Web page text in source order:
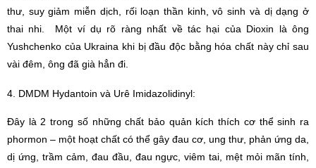
thư, suy giảm miễn dịch, rối loạn thần kinh, vô sinh và dị dạng ở
thai nhi. Một ví dụ rõ ràng nhất về tác hại của Dioxin là ông
Yushchenko của Ukraina khi bị đầu độc bằng hóa chất này chỉ sau
vài đêm, ông đã già hẳn đi.
4. DMDM Hydantoin và Urê Imidazolidinyl:
Đây là 2 trong số những chất bảo quản kích thích cơ thể sinh ra
phormon – một hoạt chất có thể gây đau cơ, ung thư, phản ứng da,
dị ứng, trầm cảm, đau đầu, đau ngực, viêm tai, mệt mỏi mãn tính,